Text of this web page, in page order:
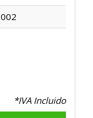
*IVA Incluido